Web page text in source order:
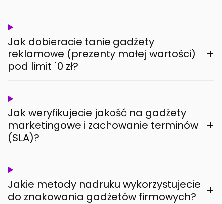
Jak dobieracie tanie gadżety
reklamowe (prezenty małej wartości)
pod limit 10 zł?
+
Jak weryfikujecie jakość na gadżety
marketingowe i zachowanie terminów
(SLA)?
+
Jakie metody nadruku wykorzystujecie
do znakowania gadżetów firmowych?
+